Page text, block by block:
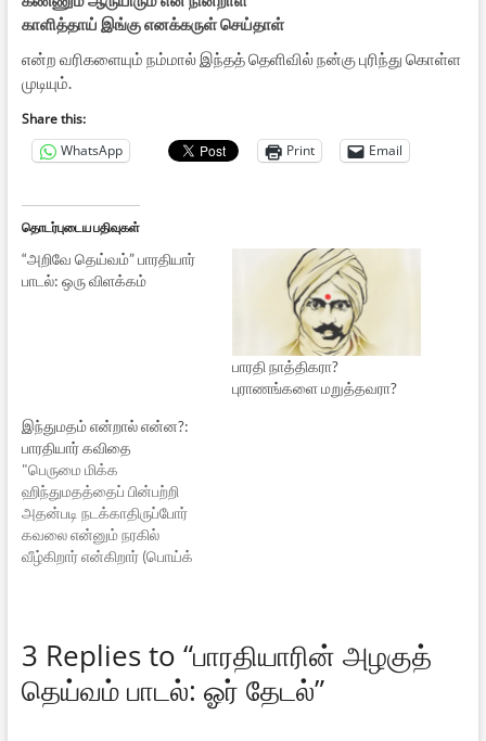
காளித்தாய் இங்கு எனக்கருள் செய்தாள்
என்ற வரிகளையும் நம்மால் இந்தத் தெளிவில் நன்கு புரிந்து கொள்ள
முடியும்.
Share this:
WhatsApp
Print Email
தொடர்புடைய பதிவுகள்
“அறிவே தெய்வம்” பாரதியார்
பாடல்: ஒரு விளக்கம்
பாரதி நாத்திகரா?
புராணங்களை மறுத்தவரா?
இந்துமதம் என்றால் என்ன?:
பாரதியார் கவிதை
"பெருமை மிக்க
ஹிந்துமதத்தைப் பின்பற்றி
அதன்படி நடக்காதிருப்போர்
கவலை என்னும் நரகில்
வீழ்கிறார் என்கிறார் (பொய்க்
அனைவருக்கும் பெருமைமிகு
வாழ்வை அளிக்கும் நல்ல
துணை இந்துமதம் என்று
பறைசாற்றி, "சேர வாரும்
3 Replies to “பாரதியாரின் அழகுத்
தெய்வம் பாடல்: ஓர் தேடல்”